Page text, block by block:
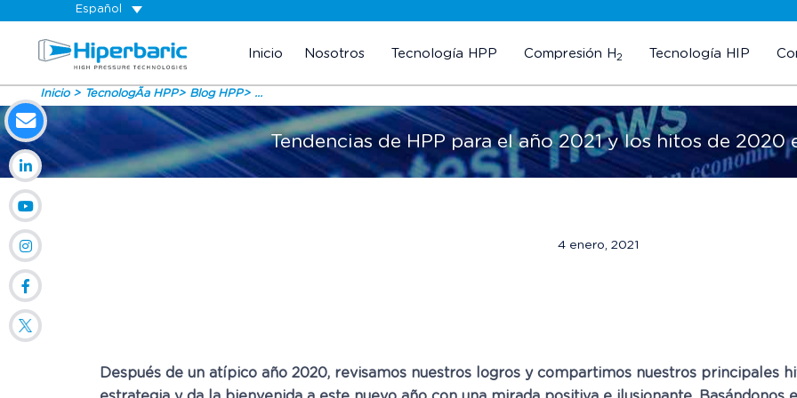
Español
Inicio Nosotros Tecnología HPP Compresión H2 Tecnología HIP
Inicio TecnologÃ­a HPP Blog HPP ...
Tendencias de HPP para el año 2021 y los hitos de 2020
4 enero, 2021
Después de un atípico año 2020, revisamos nuestros logros y compartimos nuestros principales